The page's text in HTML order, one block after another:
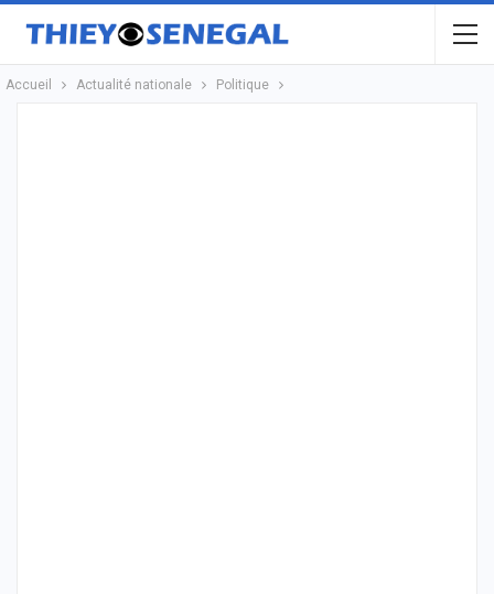
Accueil Actualité nationale Politique